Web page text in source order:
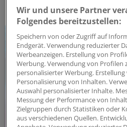
DAS KÖNNTE SIE
Wir und unsere Partner
Folgendes bereitzustellen:
Speichern von oder Zugriff auf
Endgerät. Verwendung reduzierter
Werbeanzeigen. Erstellung von
Werbung. Verwendung von Profilen
personalisierter Werbung.
Personalisierung von Inhalten.
Auswahl personalisierter Inhalte.
Messung der Performance von
Zielgruppen durch Statistiken oder
aus verschiedenen Quellen.